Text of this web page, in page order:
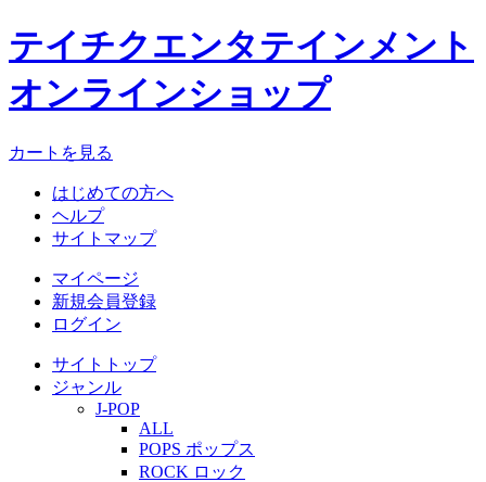
テイチクエンタテインメント
オンラインショップ
カートを見る
はじめての方へ
ヘルプ
サイトマップ
マイページ
新規会員登録
ログイン
サイトトップ
ジャンル
J-POP
ALL
POPS ポップス
ROCK ロック